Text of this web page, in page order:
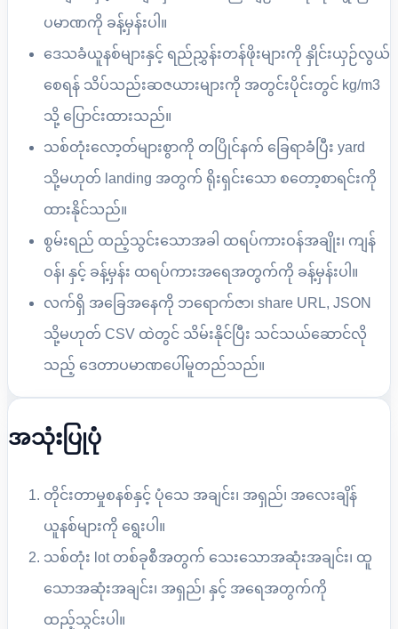
ပမာဏကို ခန့်မှန်းပါ။
ဒေသခံယူနစ်များနှင့် ရည်ညွှန်းတန်ဖိုးများကို နှိုင်းယှဉ်လွယ်
စေရန် သိပ်သည်းဆဇယားများကို အတွင်းပိုင်းတွင် kg/m3
သို့ ပြောင်းထားသည်။
သစ်တုံးလော့တ်များစွာကို တပြိုင်နက် ခြေရာခံပြီး yard
သို့မဟုတ် landing အတွက် ရိုးရှင်းသော စတော့စာရင်းကို
ထားနိုင်သည်။
စွမ်းရည် ထည့်သွင်းသောအခါ ထရပ်ကားဝန်အချိုး၊ ကျန်
ဝန်၊ နှင့် ခန့်မှန်း ထရပ်ကားအရေအတွက်ကို ခန့်မှန်းပါ။
လက်ရှိ အခြေအနေကို ဘရောက်ဇာ၊ share URL, JSON
သို့မဟုတ် CSV ထဲတွင် သိမ်းနိုင်ပြီး သင်သယ်ဆောင်လို
သည့် ဒေတာပမာဏပေါ်မူတည်သည်။
အသုံးပြုပုံ
တိုင်းတာမှုစနစ်နှင့် ပုံသေ အချင်း၊ အရှည်၊ အလေးချိန်
ယူနစ်များကို ရွေးပါ။
သစ်တုံး lot တစ်ခုစီအတွက် သေးသောအဆုံးအချင်း၊ ထူ
သောအဆုံးအချင်း၊ အရှည်၊ နှင့် အရေအတွက်ကို
ထည့်သွင်းပါ။